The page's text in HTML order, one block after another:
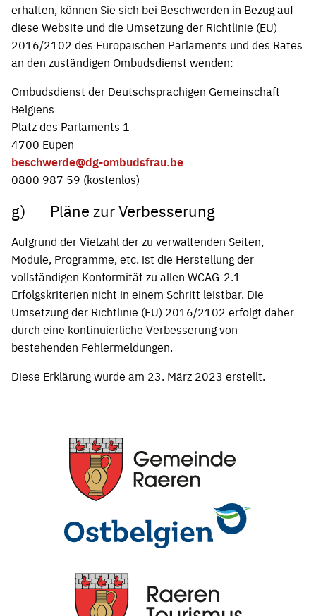
erhalten, können Sie sich bei Beschwerden in Bezug auf
diese Website und die Umsetzung der Richtlinie (EU)
2016/2102 des Europäischen Parlaments und des Rates
an den zuständigen Ombudsdienst wenden:
Ombudsdienst der Deutschsprachigen Gemeinschaft
Belgiens
Platz des Parlaments 1
4700 Eupen
beschwerde@dg-ombudsfrau.be
0800 987 59 (kostenlos)
g) Pläne zur Verbesserung
Aufgrund der Vielzahl der zu verwaltenden Seiten,
Module, Programme, etc. ist die Herstellung der
vollständigen Konformität zu allen WCAG-2.1-
Erfolgskriterien nicht in einem Schritt leistbar. Die
Umsetzung der Richtlinie (EU) 2016/2102 erfolgt daher
durch eine kontinuierliche Verbesserung von
bestehenden Fehlermeldungen.
Diese Erklärung wurde am 23. März 2023 erstellt.